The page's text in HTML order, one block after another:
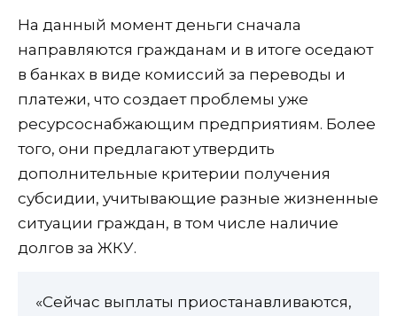
На данный момент деньги сначала
направляются гражданам и в итоге оседают
в банках в виде комиссий за переводы и
платежи, что создает проблемы уже
ресурсоснабжающим предприятиям. Более
того, они предлагают утвердить
дополнительные критерии получения
субсидии, учитывающие разные жизненные
ситуации граждан, в том числе наличие
долгов за ЖКУ.
«Сейчас выплаты приостанавливаются,